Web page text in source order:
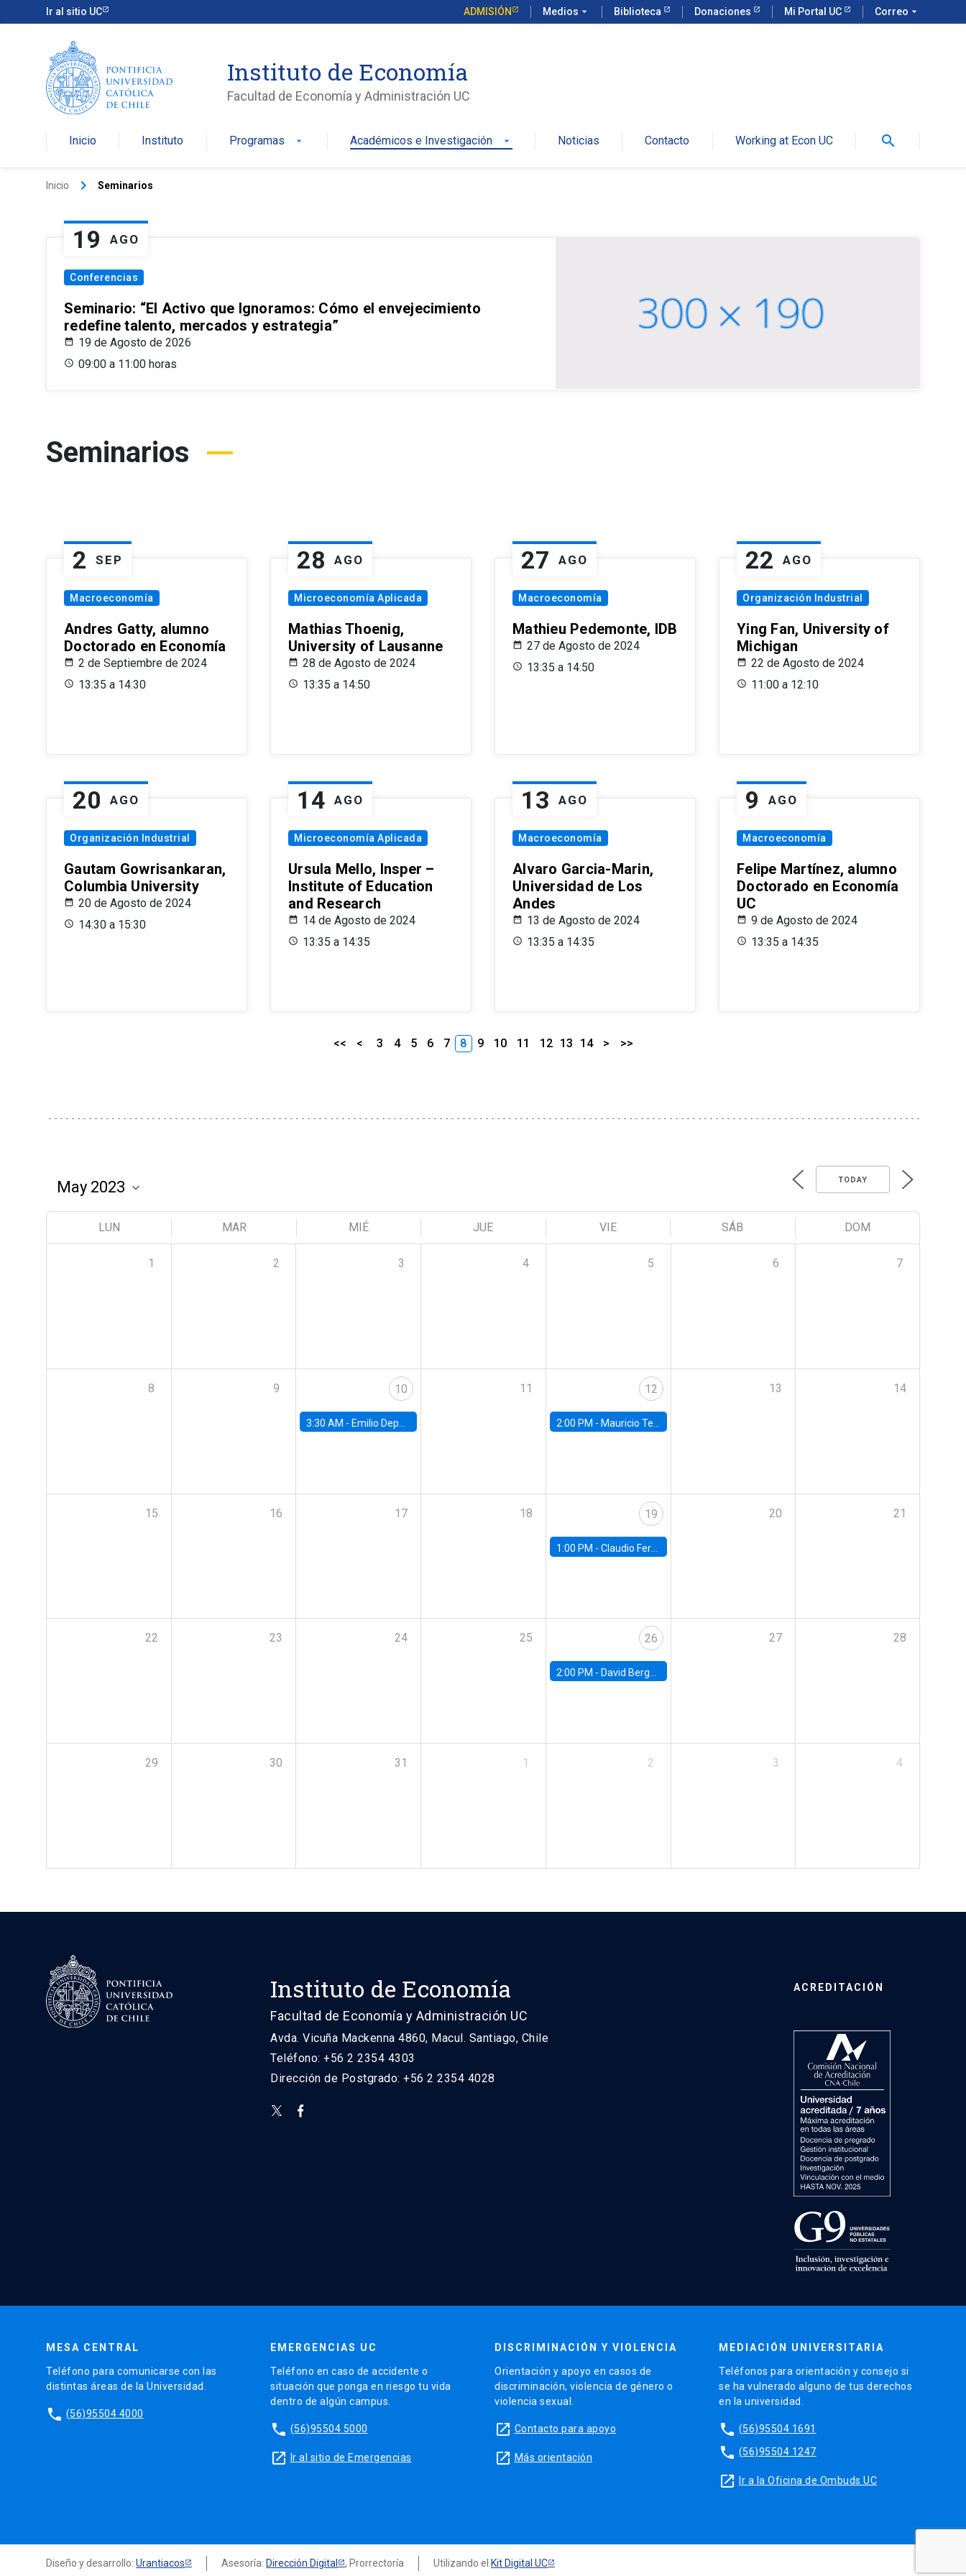
Ir al sitio UC ADMISIÓN Medios arrow_drop_down Biblioteca Donaciones Mi Portal UC Correo arrow_drop_down
Instituto de Economía
Facultad de Economía y Administración UC
Inicio Instituto Programas arrow_drop_down Académicos e Investigación arrow_drop_down Noticias Contacto Working at Econ UC search
Inicio keyboard_arrow_right Seminarios
19 AGO
Conferencias
Seminario: “El Activo que Ignoramos: Cómo el envejecimiento
redefine talento, mercados y estrategia”
19 de Agosto de 2026
09:00 a 11:00 horas
Seminarios
2 SEP
Macroeconomía
Andres Gatty, alumno
Doctorado en Economía
2 de Septiembre de 2024
13:35 a 14:30
28 AGO
Microeconomía Aplicada
Mathias Thoenig,
University of Lausanne
28 de Agosto de 2024
13:35 a 14:50
27 AGO
Macroeconomía
Mathieu Pedemonte, IDB
27 de Agosto de 2024
13:35 a 14:50
22 AGO
Organización Industrial
Ying Fan, University of
Michigan
22 de Agosto de 2024
11:00 a 12:10
20 AGO
Organización Industrial
Gautam Gowrisankaran,
Columbia University
20 de Agosto de 2024
14:30 a 15:30
14 AGO
Microeconomía Aplicada
Ursula Mello, Insper –
Institute of Education
and Research
14 de Agosto de 2024
13:35 a 14:35
13 AGO
Macroeconomía
Alvaro Garcia-Marin,
Universidad de Los
Andes
13 de Agosto de 2024
13:35 a 14:35
9 AGO
Macroeconomía
Felipe Martínez, alumno
Doctorado en Economía
UC
9 de Agosto de 2024
13:35 a 14:35
<< < 3 4 5 6 7 8 9 10 11 12 13 14 > >>
TODAY
LUN MAR MIÉ JUE VIE SÁB DOM
1 2 3 4 5 6 7
8 9 10
3:30 AM - Emilio Depetris-Chauvín, Universidad Católica
11 12
2:00 PM - Mauricio Tejada, UDP
13 14
15 16 17 18 19
1:00 PM - Claudio Ferraz, British Columbia
20 21
22 23 24 25 26
2:00 PM - David Berger, Duke
27 28
29 30 31 1 2 3 4
Instituto de Economía
Facultad de Economía y Administración UC
Avda. Vicuña Mackenna 4860, Macul. Santiago, Chile
Teléfono: +56 2 2354 4303
Dirección de Postgrado: +56 2 2354 4028
ACREDITACIÓN
MESA CENTRAL
Teléfono para comunicarse con las
distintas áreas de la Universidad.
phone (56)95504 4000
EMERGENCIAS UC
Teléfono en caso de accidente o
situación que ponga en riesgo tu vida
dentro de algún campus.
phone (56)95504 5000
launch Ir al sitio de Emergencias
DISCRIMINACIÓN Y VIOLENCIA
Orientación y apoyo en casos de
discriminación, violencia de género o
violencia sexual.
launch Contacto para apoyo
launch Más orientación
MEDIACIÓN UNIVERSITARIA
Teléfonos para orientación y consejo si
se ha vulnerado alguno de tus derechos
en la universidad.
phone (56)95504 1691
phone (56)95504 1247
launch Ir a la Oficina de Ombuds UC
Diseño y desarrollo: Urantiacos Asesoría: Dirección Digital , Prorrectoría Utilizando el Kit Digital UC